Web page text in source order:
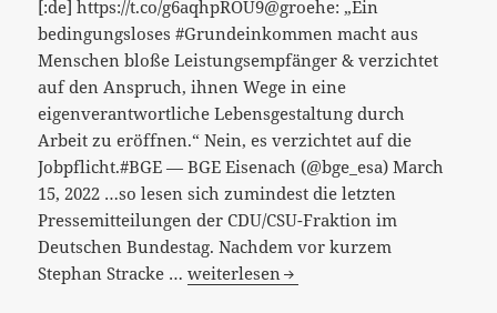
[:]
[:de] https://t.co/g6aqhpROU9@groehe: „Ein
bedingungsloses #Grundeinkommen macht aus
Menschen bloße Leistungsempfänger & verzichtet
auf den Anspruch, ihnen Wege in eine
eigenverantwortliche Lebensgestaltung durch
Arbeit zu eröffnen.“ Nein, es verzichtet auf die
Jobpflicht.#BGE — BGE Eisenach (@bge_esa) March
15, 2022 …so lesen sich zumindest die letzten
Pressemitteilungen der CDU/CSU-Fraktion im
Deutschen Bundestag. Nachdem vor kurzem
Stephan Stracke …[:de]Es
weiterlesen